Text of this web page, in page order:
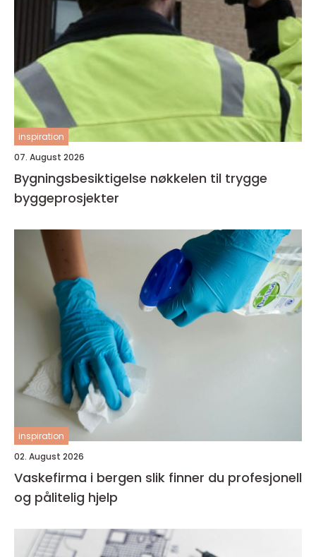
inspiration
07. August 2026
Bygningsbesiktigelse nøkkelen til trygge
byggeprosjekter
inspiration
02. August 2026
Vaskefirma i bergen slik finner du profesjonell
og pålitelig hjelp